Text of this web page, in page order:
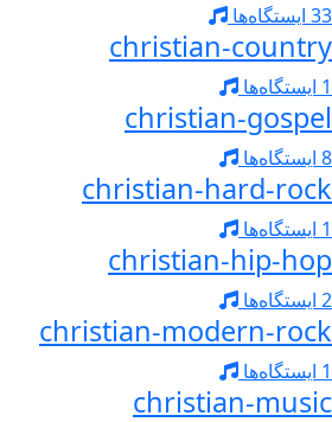
33 ایستگاه‌ها
christian-country
1 ایستگاه‌ها
christian-gospel
8 ایستگاه‌ها
christian-hard-rock
1 ایستگاه‌ها
christian-hip-hop
2 ایستگاه‌ها
christian-modern-rock
1 ایستگاه‌ها
christian-music